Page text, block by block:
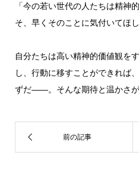
「今の若い世代の人たちは精神
そ、早くそのことに気付いてほし
自分たちは高い精神的価値観を
し、行動に移すことができれば
ずだ――。そんな期待と温かさが